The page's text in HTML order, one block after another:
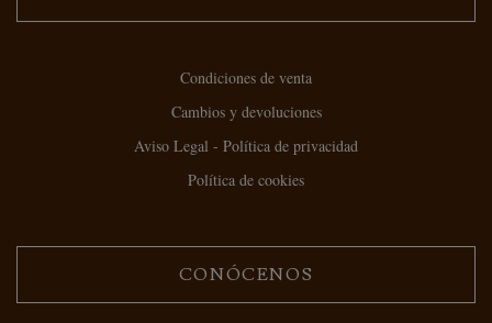
Condiciones de venta
Cambios y devoluciones
Aviso Legal - Política de privacidad
Política de cookies
CONÓCENOS